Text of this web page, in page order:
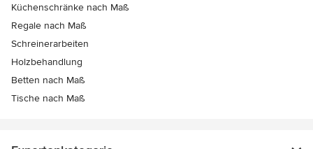
Küchenschränke nach Maß
Regale nach Maß
Schreinerarbeiten
Holzbehandlung
Betten nach Maß
Tische nach Maß